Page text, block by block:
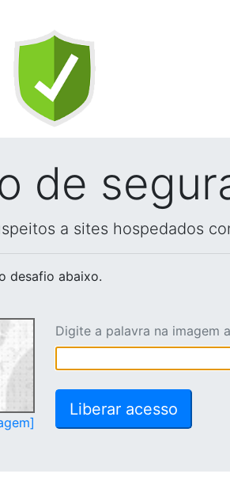
de
a sites hospedados
desafio abaixo.
Digite a palavra na imagem